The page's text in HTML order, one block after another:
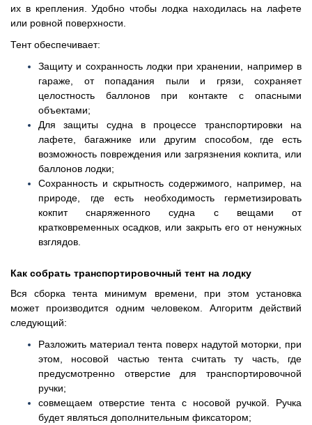
их в крепления. Удобно чтобы лодка находилась на лафете
или ровной поверхности.
Тент обеспечивает:
Защиту и сохранность лодки при хранении, например в
гараже, от попадания пыли и грязи, сохраняет
целостность баллонов при контакте с опасными
объектами;
Для защиты судна в процессе транспортировки на
лафете, багажнике или другим способом, где есть
возможность повреждения или загрязнения кокпита, или
баллонов лодки;
Сохранность и скрытность содержимого, например, на
природе, где есть необходимость герметизировать
кокпит снаряженного судна с вещами от
кратковременных осадков, или закрыть его от ненужных
взглядов.
Как собрать транспортировочный тент на лодку
Вся сборка тента минимум времени, при этом установка
может производится одним человеком. Алгоритм действий
следующий:
Разложить материал тента поверх надутой моторки, при
этом, носовой частью тента считать ту часть, где
предусмотренно отверстие для транспортировочной
ручки;
совмещаем отверстие тента с носовой ручкой. Ручка
будет являться дополнительным фиксатором;